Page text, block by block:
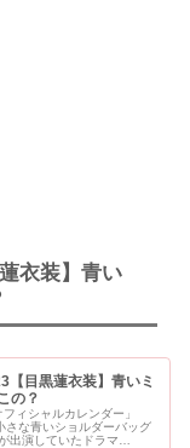
衣装】青い
【目黒蓮衣装】青いミ
の？
ィシャルカレンダー」
さな青いショルダーバッグ